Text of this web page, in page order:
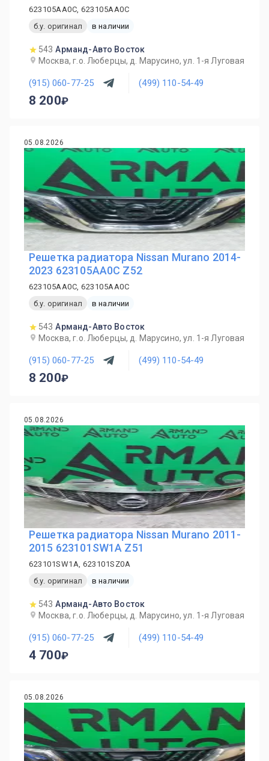
623105AA0C, 623105AA0C
б.у. оригинал
в наличии
543 Арманд-Авто Восток
Москва, г.о. Люберцы, д. Марусино, ул. 1-я Луговая
(915) 060-77-25 (499) 110-54-49
8 200
05.08.2026
Решетка радиатора Nissan Murano 2014-
2023 623105AA0C Z52
623105AA0C, 623105AA0C
б.у. оригинал
в наличии
543 Арманд-Авто Восток
Москва, г.о. Люберцы, д. Марусино, ул. 1-я Луговая
(915) 060-77-25 (499) 110-54-49
8 200
05.08.2026
Решетка радиатора Nissan Murano 2011-
2015 623101SW1A Z51
623101SW1A, 623101SZ0A
б.у. оригинал
в наличии
543 Арманд-Авто Восток
Москва, г.о. Люберцы, д. Марусино, ул. 1-я Луговая
(915) 060-77-25 (499) 110-54-49
4 700
05.08.2026